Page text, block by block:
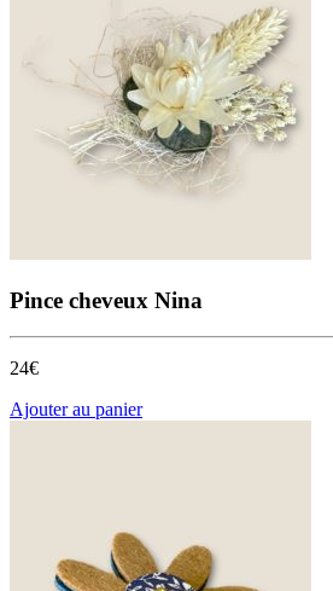
peuvent
être
choisies
sur
la
page
du
produit
Pince cheveux Nina
24€
Ajouter au panier